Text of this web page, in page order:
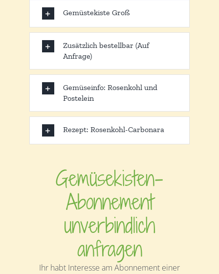
Gemüstekiste Groß
Zusätzlich bestellbar (Auf
Anfrage)
Gemüseinfo: Rosenkohl und
Postelein
Rezept: Rosenkohl-Carbonara
Gemüsekisten-
Abonnement
unverbindlich
anfragen
Ihr habt Interesse am Abonnement einer